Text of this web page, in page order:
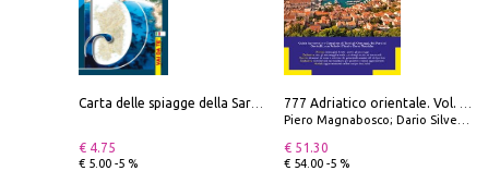
€ 4.75
€ 5.00 -5 %
Piero Magnabosco; Dario Silvestro; Marco Sbrizzi
€ 51.30
€ 54.00 -5 %